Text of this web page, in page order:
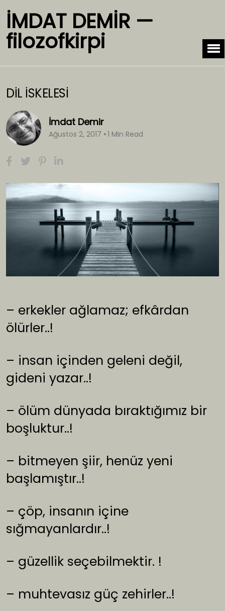
İMDAT DEMİR —
filozofkirpi
DİL İSKELESİ
İmdat Demir
Ağustos 2, 2017 1 Min Read
– erkekler ağlamaz; efkârdan
ölürler..!
– insan içinden geleni değil,
gideni yazar..!
– ölüm dünyada bıraktığımız bir
boşluktur..!
– bitmeyen şiir, henüz yeni
başlamıştır..!
– çöp, insanın içine
sığmayanlardır..!
– güzellik seçebilmektir. !
– muhtevasız güç zehirler..!